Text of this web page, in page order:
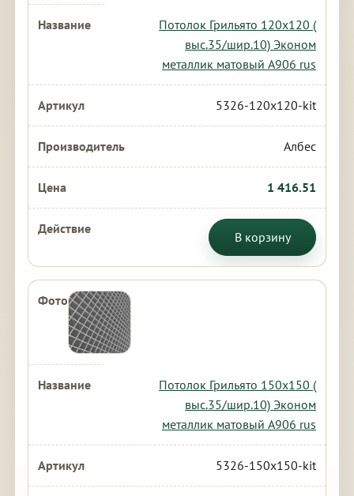
Потолок Грильято 120х120 (
выс.35/шир.10) Эконом
металлик матовый А906 rus
5326-120x120-kit
Албес
1 416.51
В корзину
Потолок Грильято 150х150 (
выс.35/шир.10) Эконом
металлик матовый А906 rus
5326-150x150-kit